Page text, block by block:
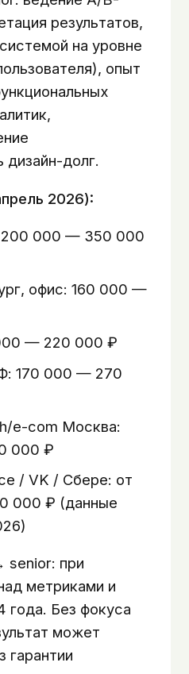
результатов,
на уровне
опыт
дизайн-долг.
2026):
200 000 — 350 000
офис: 160 000 —
— 220 000 ₽
170 000 — 270
e-com Москва:
000 ₽
/ VK / Сбере: от
000 ₽ (данные
senior: при
метриками и
года. Без фокуса
может
гарантии